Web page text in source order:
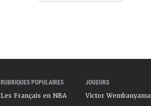
RUBRIQUES POPULAIRES
Les Français en NBA
JOUEURS
Victor Wembanyama